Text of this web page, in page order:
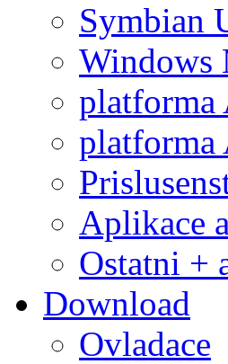
Symbian
Windows
platforma
platforma
Aplikace
Ostatni +
Download
Ovladace